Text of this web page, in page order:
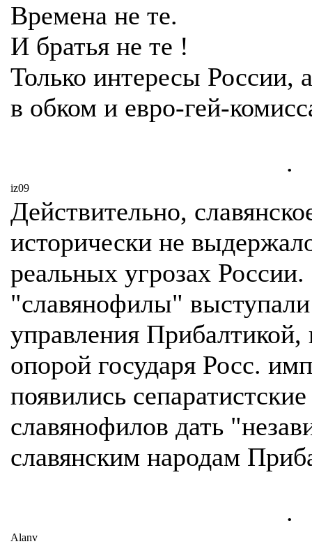
Времена не те.
И братья не те !
Только интересы России,
в обком и евро-гей-
.
iz09
Действительно,
исторически не
реальных угрозах
"славянофилы"
управления
опорой государя Росс.
появились
славянофилов дать
славянским народам
.
Alanv